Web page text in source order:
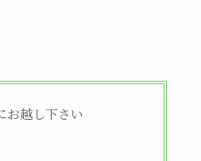
お越し下さい